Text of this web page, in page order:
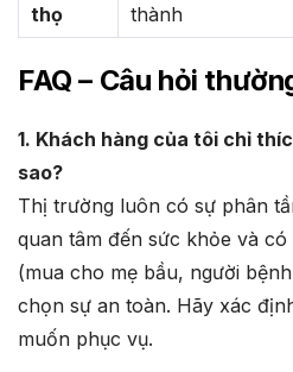
thọ
thành
FAQ – Câu hỏi
1. Khách hàng của tôi chỉ
sao?
Thị trường luôn có sự phân
quan tâm đến sức khỏe và
(mua cho mẹ bầu, người
chọn sự an toàn. Hãy xác
muốn phục vụ.